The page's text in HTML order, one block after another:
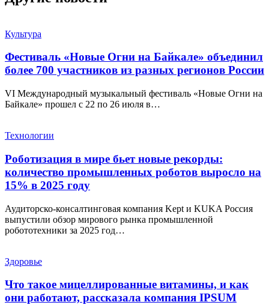
Культура
Фестиваль «Новые Огни на Байкале» объединил
более 700 участников из разных регионов России
VI Международный музыкальный фестиваль «Новые Огни на
Байкале» прошел с 22 по 26 июля в…
Технологии
Роботизация в мире бьет новые рекорды:
количество промышленных роботов выросло на
15% в 2025 году
Аудиторско-консалтинговая компания Kept и KUKA Россия
выпустили обзор мирового рынка промышленной
робототехники за 2025 год…
Здоровье
Что такое мицеллированные витамины, и как
они работают, рассказала компания IPSUM